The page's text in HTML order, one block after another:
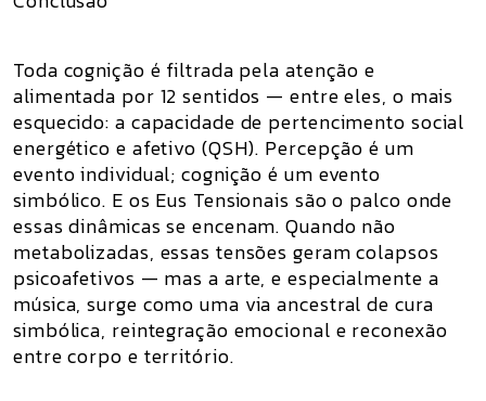
Toda cognição é filtrada pela atenção e
alimentada por 12 sentidos — entre eles, o mais
esquecido: a capacidade de pertencimento social
energético e afetivo (QSH). Percepção é um
evento individual; cognição é um evento
simbólico. E os Eus Tensionais são o palco onde
essas dinâmicas se encenam. Quando não
metabolizadas, essas tensões geram colapsos
psicoafetivos — mas a arte, e especialmente a
música, surge como uma via ancestral de cura
simbólica, reintegração emocional e reconexão
entre corpo e território.